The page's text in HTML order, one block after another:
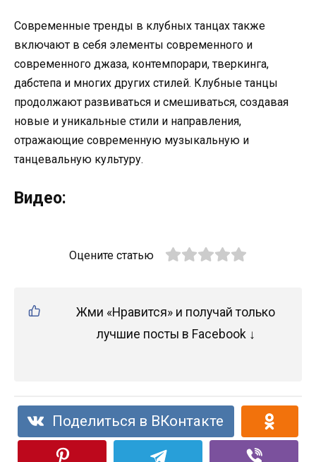
Современные тренды в клубных танцах также
включают в себя элементы современного и
современного джаза, контемпорари, тверкинга,
дабстепа и многих других стилей. Клубные танцы
продолжают развиваться и смешиваться, создавая
новые и уникальные стили и направления,
отражающие современную музыкальную и
танцевальную культуру.
Видео:
Оцените статью
Жми «Нравится» и получай только
лучшие посты в Facebook ↓
Поделиться в ВКонтакте